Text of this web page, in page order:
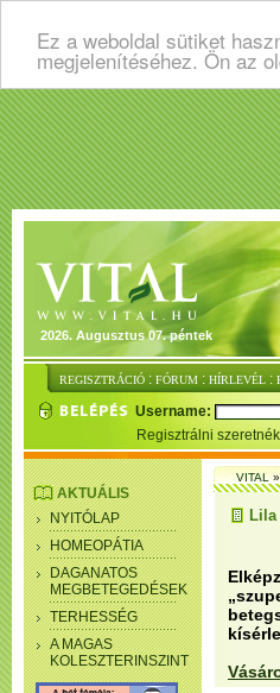
Ez a weboldal sütiket
megjelenítéséhez. Ön az
2026. Augusztus 07. péntek
REGISZTRÁCIÓ : FÓRUM : HÍRLEVÉL :
Username:
Regisztrálni
AKTUÁLIS
NYITÓLAP
HOMEOPÁTIA
DAGANATOS
MEGBETEGEDÉSEK
TERHESSÉG
A MAGAS
KOLESZTERINSZINT
VITAL